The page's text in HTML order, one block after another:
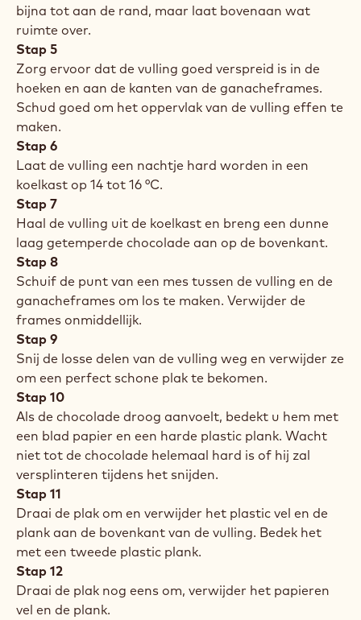
bijna tot aan de rand, maar laat bovenaan wat
ruimte over.
Stap 5
Zorg ervoor dat de vulling goed verspreid is in de
hoeken en aan de kanten van de ganacheframes.
Schud goed om het oppervlak van de vulling effen te
maken.
Stap 6
Laat de vulling een nachtje hard worden in een
koelkast op 14 tot 16 °C.
Stap 7
Haal de vulling uit de koelkast en breng een dunne
laag getemperde chocolade aan op de bovenkant.
Stap 8
Schuif de punt van een mes tussen de vulling en de
ganacheframes om los te maken. Verwijder de
frames onmiddellijk.
Stap 9
Snij de losse delen van de vulling weg en verwijder ze
om een perfect schone plak te bekomen.
Stap 10
Als de chocolade droog aanvoelt, bedekt u hem met
een blad papier en een harde plastic plank. Wacht
niet tot de chocolade helemaal hard is of hij zal
versplinteren tijdens het snijden.
Stap 11
Draai de plak om en verwijder het plastic vel en de
plank aan de bovenkant van de vulling. Bedek het
met een tweede plastic plank.
Stap 12
Draai de plak nog eens om, verwijder het papieren
vel en de plank.